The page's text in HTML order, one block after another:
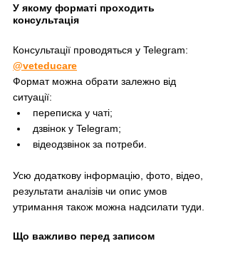
У якому форматі проходить
консультація
Консультації проводяться у Telegram:
@veteducare
Формат можна обрати залежно від
ситуації:
переписка у чаті;
дзвінок у Telegram;
відеодзвінок за потреби.
Усю додаткову інформацію, фото, відео,
результати аналізів чи опис умов
утримання також можна надсилати туди.
Що важливо перед записом